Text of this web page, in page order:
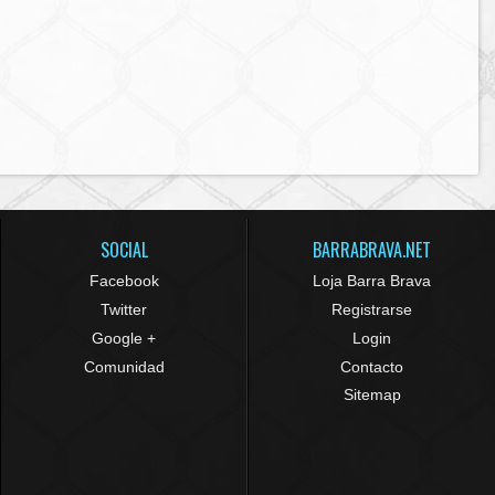
SOCIAL
Facebook
Twitter
Google +
Comunidad
BARRABRAVA.NET
Loja Barra Brava
Registrarse
Login
Contacto
Sitemap